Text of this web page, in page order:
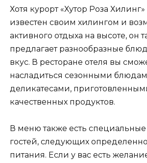
Хотя курорт «Хутор Роза
известен своим хилингом и
активного отдыха на высоте, он
предлагает разнообразные
вкус. В ресторане отеля вы
насладиться сезонными
деликатесами,
качественных продуктов.
В меню также есть
гостей, следующих
питания. Если у вас есть